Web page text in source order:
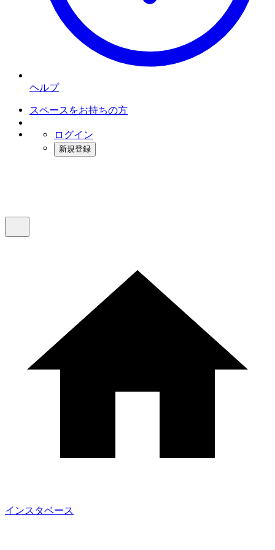
ヘルプ
スペースをお持ちの方
ログイン
新規登録
インスタベース